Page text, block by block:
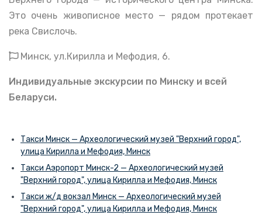
Это очень живописное место — рядом протекает
река Свислочь.
Минск, ул.Кирилла и Мефодия, 6.
Индивидуальные экскурсии по Минску и всей
Беларуси.
Такси Минск — Археологический музей "Верхний город",
улица Кирилла и Мефодия, Минск
Такси Аэропорт Минск-2 — Археологический музей
"Верхний город", улица Кирилла и Мефодия, Минск
Такси ж/д вокзал Минск — Археологический музей
"Верхний город", улица Кирилла и Мефодия, Минск